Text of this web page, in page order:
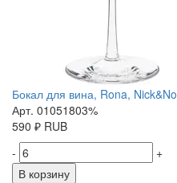
Бокал для вина, Rona,
Арт. 01051803%
590 ₽ RUB
-
+
В корзину